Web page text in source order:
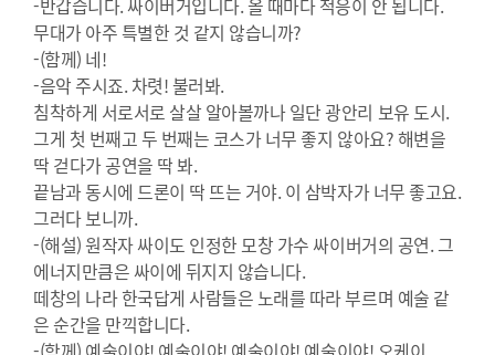
-반갑습니다. 싸이버거입니다. 올 때마다 적응이 안 됩니다.
무대가 아주 특별한 것 같지 않습니까?
-(함께) 네!
-음악 주시죠. 차렷! 불러봐.
침착하게 서로서로 살살 알아볼까나 일단 광안리 보유 도시.
그게 첫 번째고 두 번째는 코스가 너무 좋지 않아요? 해변을
딱 걷다가 공연을 딱 봐.
끝남과 동시에 드론이 딱 뜨는 거야. 이 삼박자가 너무 좋고요.
그러다 보니까.
-(해설) 원작자 싸이도 인정한 모창 가수 싸이버거의 공연. 그
에너지만큼은 싸이에 뒤지지 않습니다.
떼창의 나라 한국답게 사람들은 노래를 따라 부르며 예술 같
은 순간을 만끽합니다.